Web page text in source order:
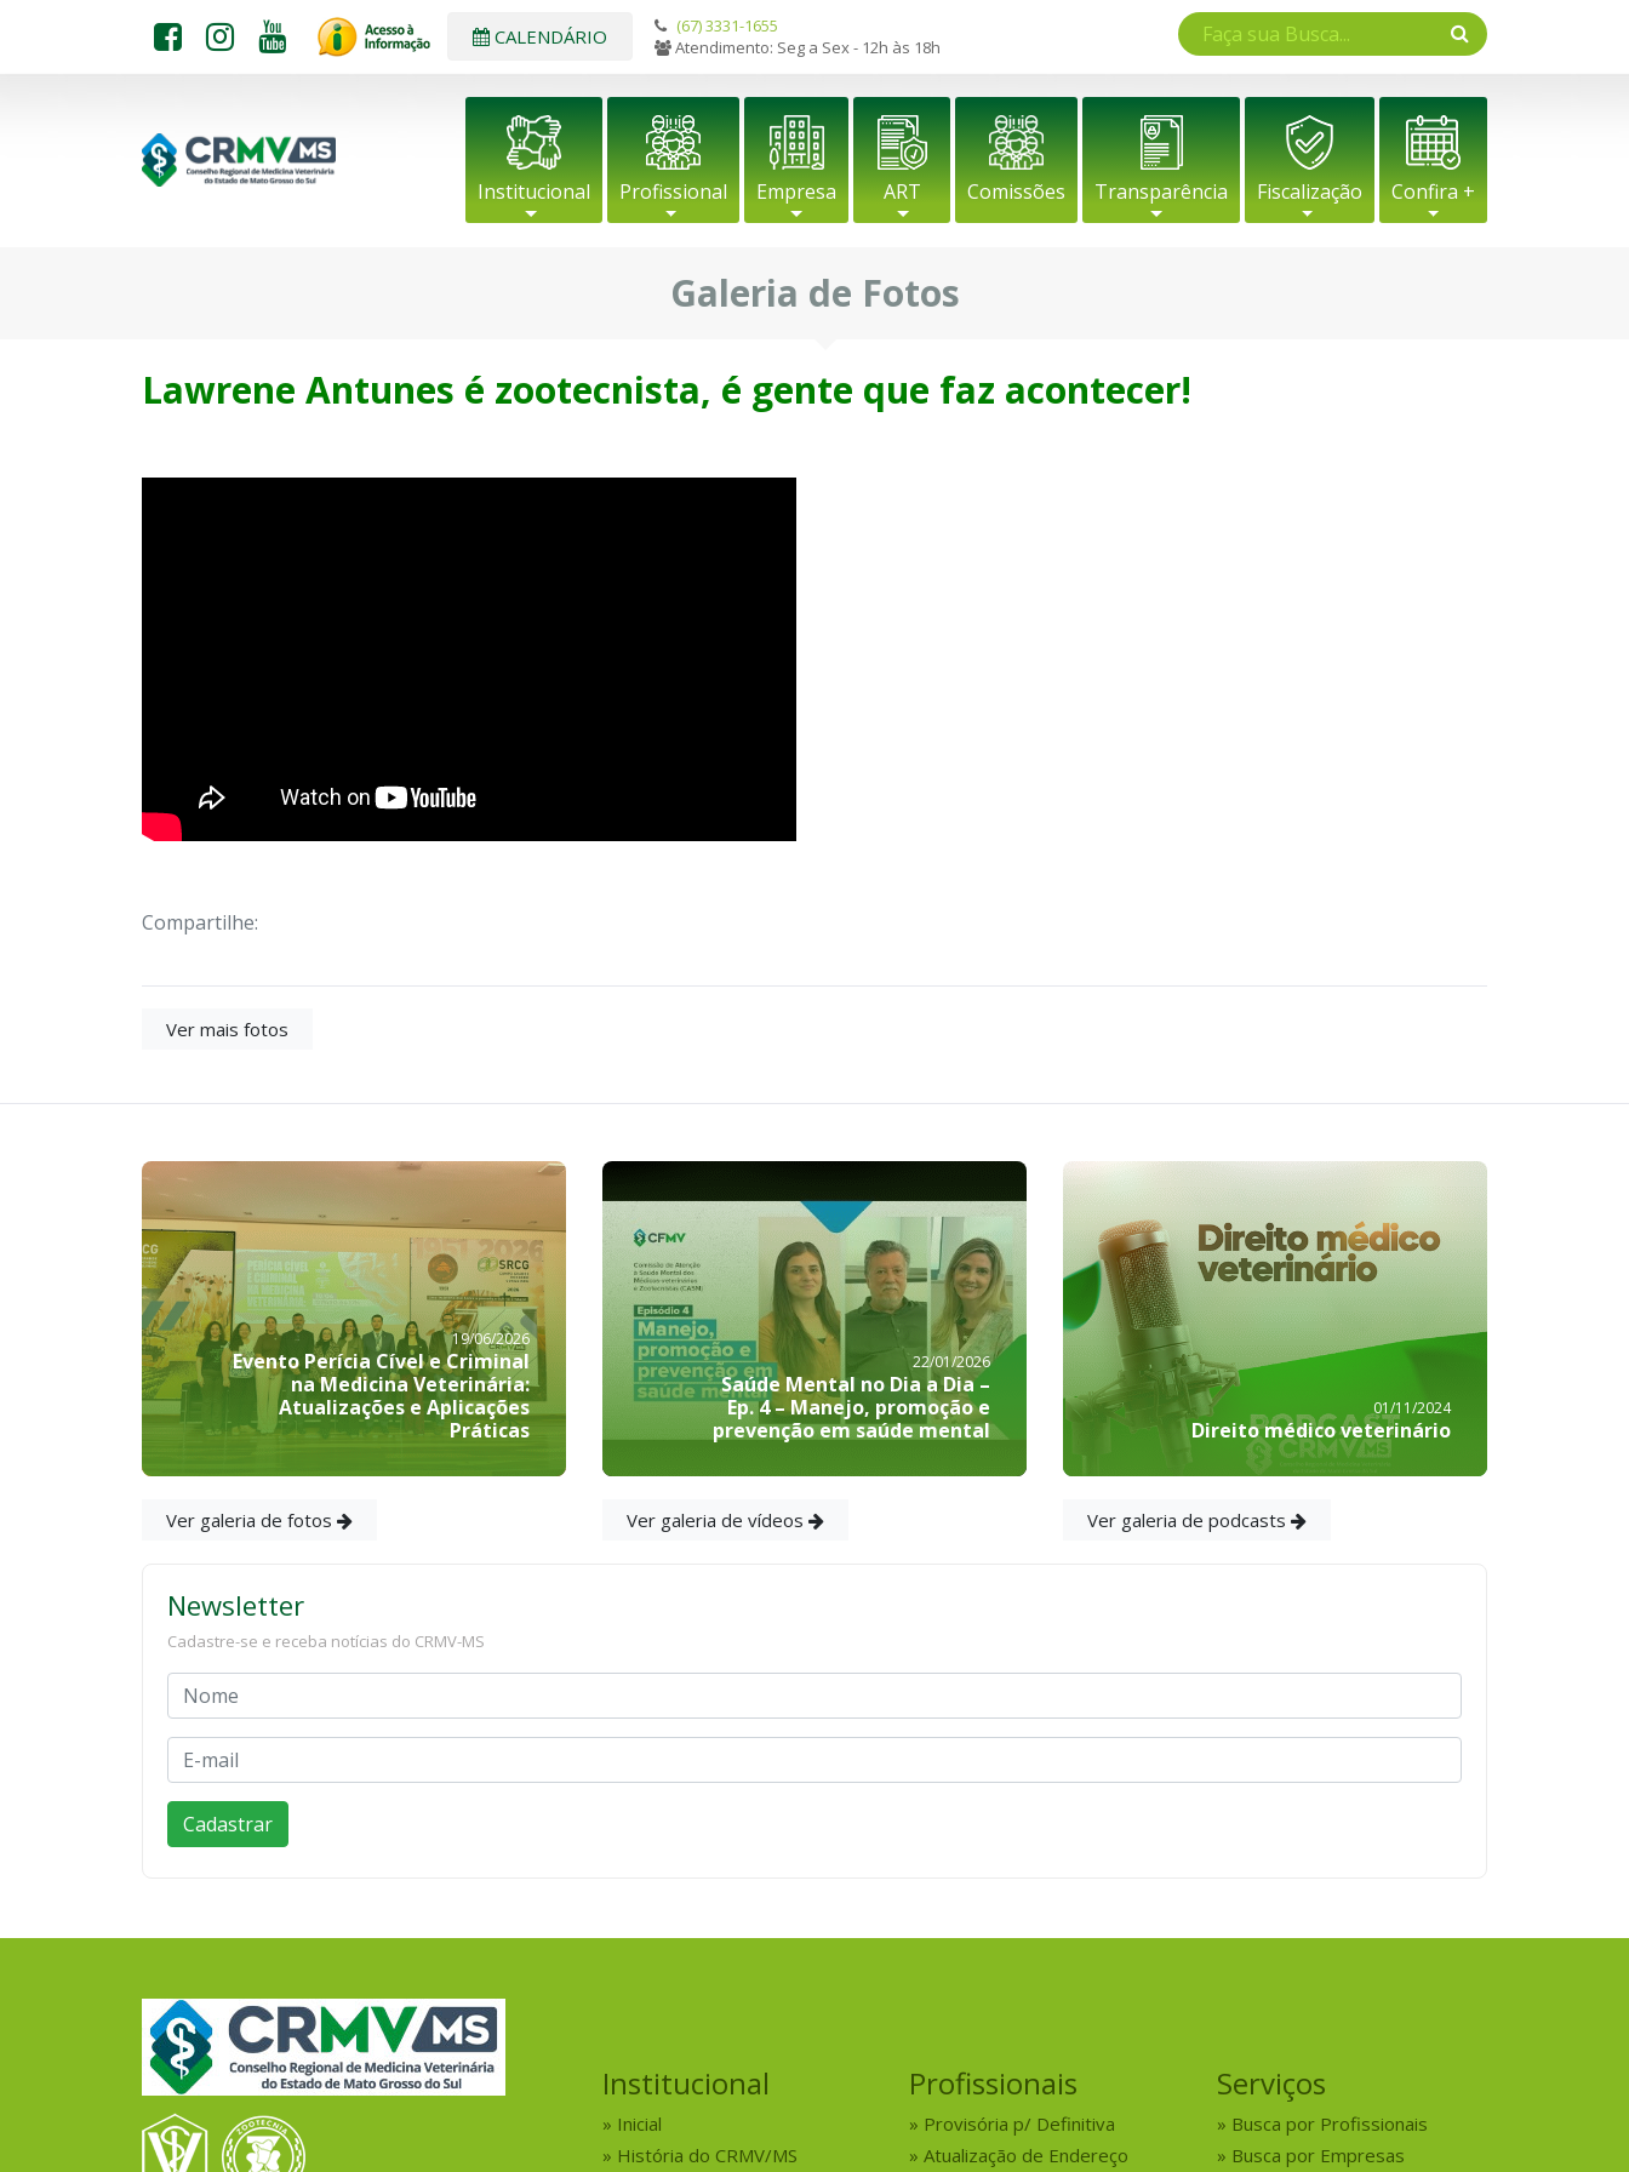
CALENDÁRIO
(67) 3331-1655
Atendimento: Seg a Sex - 12h às 18h
Institucional Profissional Empresa ART Comissões Transparência Fiscalização Confira +
Galeria de Fotos
Lawrene Antunes é zootecnista, é gente que faz acontecer!
Compartilhe:
Ver mais fotos
19/06/2026
Evento Perícia Cível e Criminal
na Medicina Veterinária:
Atualizações e Aplicações
Práticas
Ver galeria de fotos
22/01/2026
Saúde Mental no Dia a Dia –
Ep. 4 – Manejo, promoção e
prevenção em saúde mental
Ver galeria de vídeos
01/11/2024
Direito médico veterinário
Ver galeria de podcasts
Newsletter
Cadastre-se e receba notícias do CRMV-MS
Institucional
Inicial
História do CRMV/MS
Profissionais
Provisória p/ Definitiva
Atualização de Endereço
Serviços
Busca por Profissionais
Busca por Empresas